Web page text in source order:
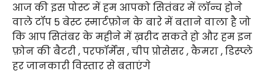
आज की इस पोस्ट में हम आपको सितंबर में लॉन्च होने
वाले टॉप 5 बेस्ट स्मार्टफ़ोन के बारे में बताने वाला है जो
कि आप सितंबर के महीने में ख़रीद सकते हो और हम इन
फ़ोन की बैटरी , परफॉर्मेंस , चीप प्रोसेसर , कैमरा , डिस्प्ले
हर जानकारी विस्तार से बताएंगे